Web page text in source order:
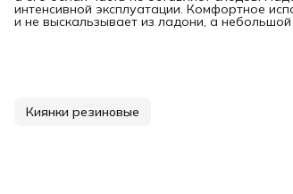
интенсивной эксплуатации. Комфортное
и не выскальзывает из ладони, а
Киянки резиновые